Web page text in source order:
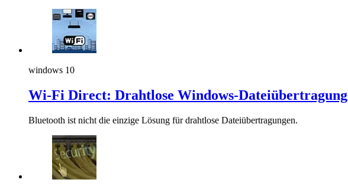
windows 10
Wi-Fi Direct: Drahtlose Windows-Dateiübertragung
Bluetooth ist nicht die einzige Lösung für drahtlose Dateiübertragungen.